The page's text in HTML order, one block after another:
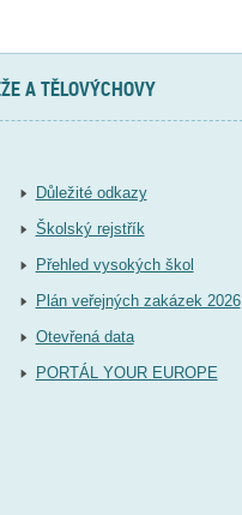
A TĚLOVÝCHOVY
Důležité odkazy
Školský rejstřík
Přehled vysokých škol
Plán veřejných zakázek 2026
Otevřená data
PORTÁL YOUR EUROPE